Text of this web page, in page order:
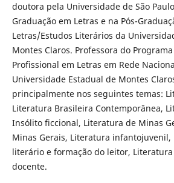
doutora pela Universidade de São
Graduação em Letras e na Pós-
Letras/Estudos Literários da
Montes Claros. Professora do
Profissional em Letras em Rede
Universidade Estadual de Montes
principalmente nos seguintes temas:
Literatura Brasileira Contemporânea,
Insólito ficcional, Literatura de Minas
Minas Gerais, Literatura infantojuvenil,
literário e formação do leitor, Literatura
docente.